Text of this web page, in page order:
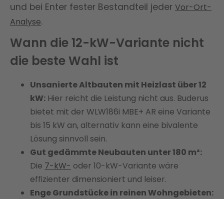
und bei Enter fester Bestandteil jeder Vor-Ort-
Analyse.
Wann die 12-kW-Variante nicht
die beste Wahl ist
Unsanierte Altbauten mit Heizlast über 12
kW: Hier reicht die Leistung nicht aus. Buderus
bietet mit der WLW186i MBE+ AR eine Variante
bis 15 kW an, alternativ kann eine bivalente
Lösung sinnvoll sein.
Gut gedämmte Neubauten unter 180 m²:
Die 7-kW- oder 10-kW-Variante wäre
effizienter dimensioniert und leiser.
Enge Grundstücke in reinen Wohngebieten: